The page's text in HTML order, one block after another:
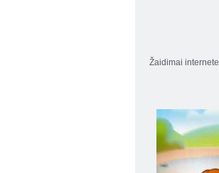
Žaidimai internete